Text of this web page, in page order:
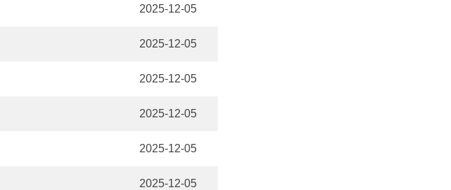
2025-12-05
2025-12-05
2025-12-05
2025-12-05
2025-12-05
2025-12-05